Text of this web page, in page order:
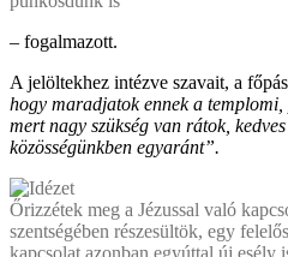
– fogalmazott.
A jelöltekhez intézve szavait, a
hogy maradjatok ennek a
mert nagy szükség van rátok,
közösségünkben egyaránt”.
Őrizzétek meg a Jézussal való
szentségében részesültök, egy